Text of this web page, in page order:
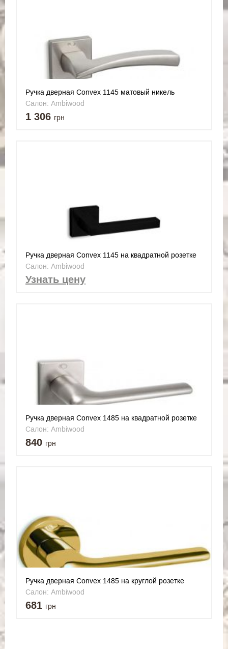
Ручка дверная Convex 1145 матовый никель
Салон: Ambiwood
1 306 грн
Ручка дверная Convex 1145 на квадратной розетке
черный
Салон: Ambiwood
Узнать цену
Ручка дверная Convex 1485 на квадратной розетке
никел матовый
Салон: Ambiwood
840 грн
Ручка дверная Convex 1485 на круглой розетке
латунь полированная
Салон: Ambiwood
681 грн